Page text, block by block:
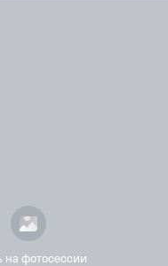
на фотосессии